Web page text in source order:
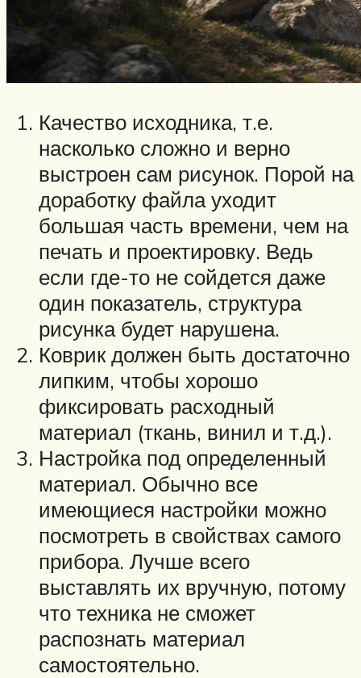
Качество исходника, т.е.
насколько сложно и верно
выстроен сам рисунок. Порой на
доработку файла уходит
большая часть времени, чем на
печать и проектировку. Ведь
если где-то не сойдется даже
один показатель, структура
рисунка будет нарушена.
Коврик должен быть достаточно
липким, чтобы хорошо
фиксировать расходный
материал (ткань, винил и т.д.).
Настройка под определенный
материал. Обычно все
имеющиеся настройки можно
посмотреть в свойствах самого
прибора. Лучше всего
выставлять их вручную, потому
что техника не сможет
распознать материал
самостоятельно.